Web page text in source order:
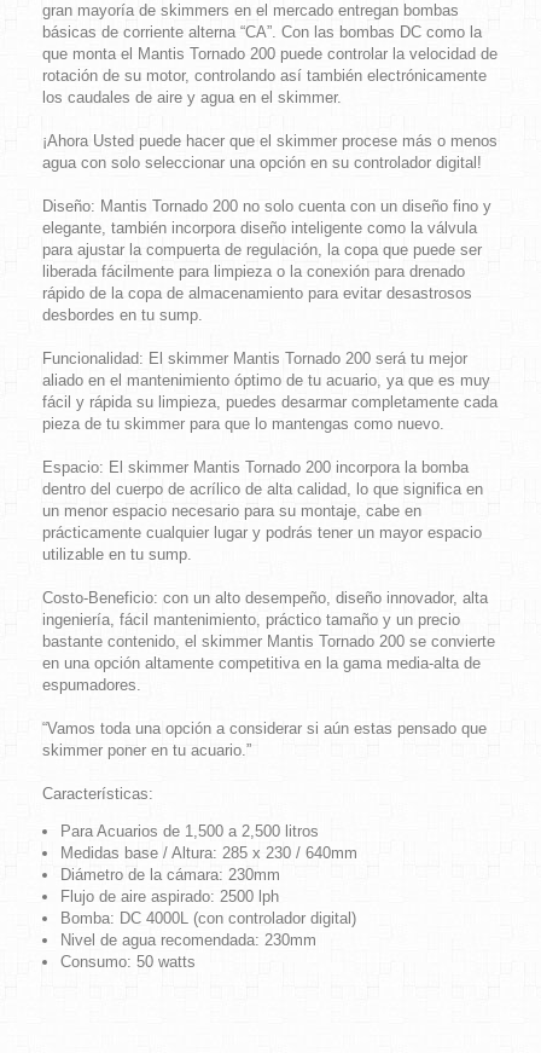
gran mayoría de skimmers en el mercado entregan bombas
básicas de corriente alterna “CA”. Con las bombas DC como la
que monta el Mantis Tornado 200 puede controlar la velocidad de
rotación de su motor, controlando así también electrónicamente
los caudales de aire y agua en el skimmer.
¡Ahora Usted puede hacer que el skimmer procese más o menos
agua con solo seleccionar una opción en su controlador digital!
Diseño: Mantis Tornado 200 no solo cuenta con un diseño fino y
elegante, también incorpora diseño inteligente como la válvula
para ajustar la compuerta de regulación, la copa que puede ser
liberada fácilmente para limpieza o la conexión para drenado
rápido de la copa de almacenamiento para evitar desastrosos
desbordes en tu sump.
Funcionalidad: El skimmer Mantis Tornado 200 será tu mejor
aliado en el mantenimiento óptimo de tu acuario, ya que es muy
fácil y rápida su limpieza, puedes desarmar completamente cada
pieza de tu skimmer para que lo mantengas como nuevo.
Espacio: El skimmer Mantis Tornado 200 incorpora la bomba
dentro del cuerpo de acrílico de alta calidad, lo que significa en
un menor espacio necesario para su montaje, cabe en
prácticamente cualquier lugar y podrás tener un mayor espacio
utilizable en tu sump.
Costo-Beneficio: con un alto desempeño, diseño innovador, alta
ingeniería, fácil mantenimiento, práctico tamaño y un precio
bastante contenido, el skimmer Mantis Tornado 200 se convierte
en una opción altamente competitiva en la gama media-alta de
espumadores.
“Vamos toda una opción a considerar si aún estas pensado que
skimmer poner en tu acuario.”
Características:
Para Acuarios de 1,500 a 2,500 litros
Medidas base / Altura: 285 x 230 / 640mm
Diámetro de la cámara: 230mm
Flujo de aire aspirado: 2500 lph
Bomba: DC 4000L (con controlador digital)
Nivel de agua recomendada: 230mm
Consumo: 50 watts